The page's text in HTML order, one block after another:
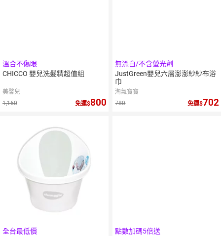
溫合不傷眼
CHICCO 嬰兒洗髮精超值組
美馨兒
1,160
免運 800
無漂白/不含螢光劑
JustGreen嬰兒六層澎澎紗紗布浴
巾
淘氣寶寶
780
免運 702
全台最低價
點數加碼5倍送